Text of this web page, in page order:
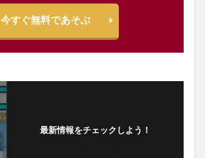
今すぐ無料であそぶ
最新情報をチェックしよう！